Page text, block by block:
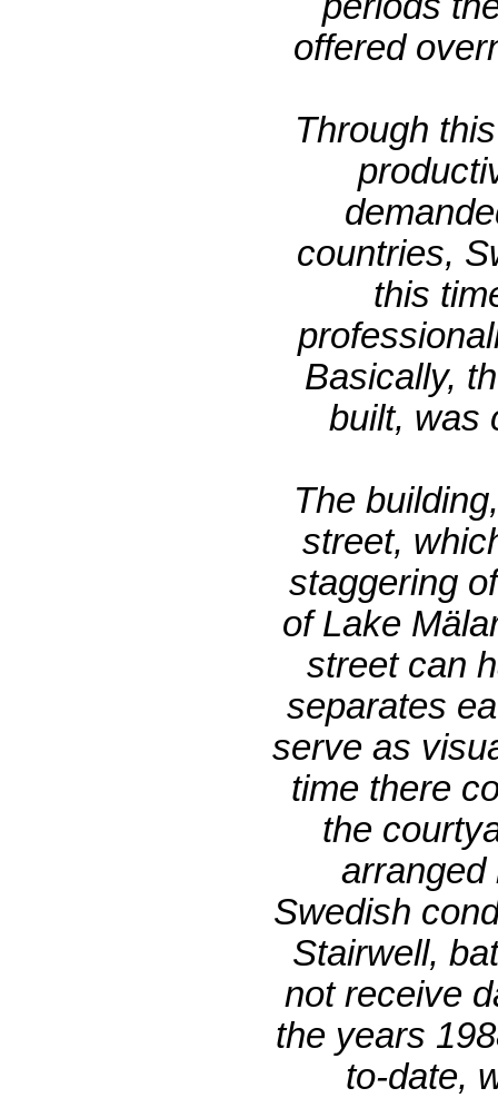
offered
Through
countries,
this
Basically,
built, was
The
street,
staggering
of Lake
street can
separates
serve as
time there
the
arranged
Swedish
Stairwell,
not receive
the years
to-date,